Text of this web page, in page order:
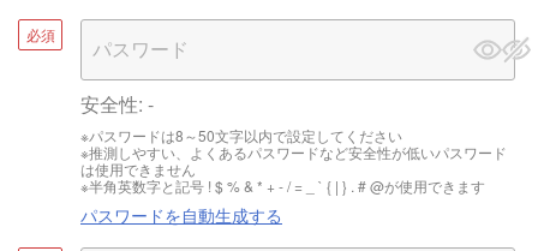
必須
安全性: -
※パスワードは8～50文字以内で設定してください
※推測しやすい、よくあるパスワードなど安全性が低いパスワード
は使用できません
※半角英数字と記号 ! $ % & * + - / = _ ` { | } . # @が使用できます
パスワードを自動生成する